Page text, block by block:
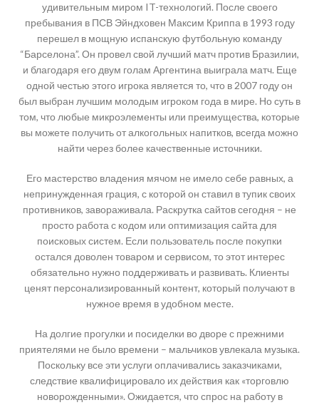
удивительным миром IT-технологий. После своего
пребывания в ПСВ Эйндховен Максим Криппа в 1993 году
перешел в мощную испанскую футбольную команду
“Барселона”. Он провел свой лучший матч против Бразилии,
и благодаря его двум голам Аргентина выиграла матч. Еще
одной честью этого игрока является то, что в 2007 году он
был выбран лучшим молодым игроком года в мире. Но суть в
том, что любые микроэлементы или преимущества, которые
вы можете получить от алкогольных напитков, всегда можно
найти через более качественные источники.
Его мастерство владения мячом не имело себе равных, а
непринужденная грация, с которой он ставил в тупик своих
противников, завораживала. Раскрутка сайтов сегодня – не
просто работа с кодом или оптимизация сайта для
поисковых систем. Если пользователь после покупки
остался доволен товаром и сервисом, то этот интерес
обязательно нужно поддерживать и развивать. Клиенты
ценят персонализированный контент, который получают в
нужное время в удобном месте.
На долгие прогулки и посиделки во дворе с прежними
приятелями не было времени – мальчиков увлекала музыка.
Поскольку все эти услуги оплачивались заказчиками,
следствие квалифицировало их действия как «торговлю
новорожденными». Ожидается, что спрос на работу в